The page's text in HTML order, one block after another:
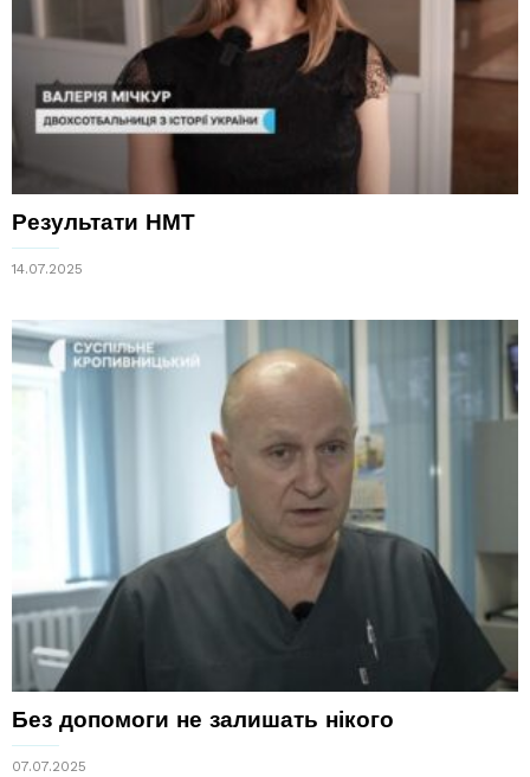
Результати НМТ
14.07.2025
Без допомоги не залишать нікого
07.07.2025